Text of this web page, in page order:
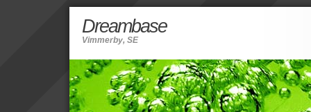
Dreambase
Vimmerby, SE